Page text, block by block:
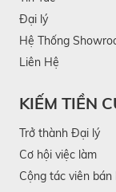
Đại lý
Hệ Thống
Liên Hệ
KIẾM TIỀN
Trở thành Đại lý
Cơ hội việc làm
Cộng tác viên